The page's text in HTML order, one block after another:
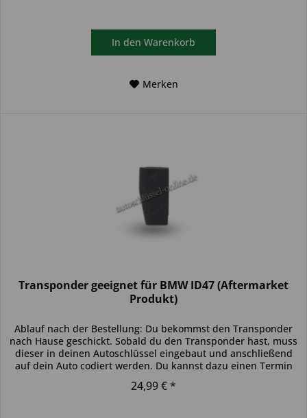
In den Warenkorb
Merken
Transponder geeignet für BMW ID47 (Aftermarket
Produkt)
Ablauf nach der Bestellung: Du bekommst den Transponder
nach Hause geschickt. Sobald du den Transponder hast, muss
dieser in deinen Autoschlüssel eingebaut und anschließend
auf dein Auto codiert werden. Du kannst dazu einen Termin
24,99 € *